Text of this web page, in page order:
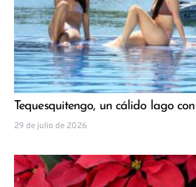
Tequesquitengo, un cálido lago
29 de julio de 2026